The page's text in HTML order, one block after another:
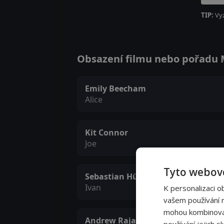
TIP:
Obsazení filmu nebo pořadu
Emily Beecham
Alice
Kit Connor
Joe
Sebastian Hülk
Ivan
Andrew Rajan
Tyto
K personalizaci
vašem používání
mohou